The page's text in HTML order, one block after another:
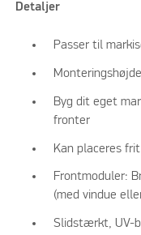
Detaljer
Passer til
Byg dit eget
fronter
Kan placeres
Frontmoduler:
(med vindue
Slidstærkt, UV-